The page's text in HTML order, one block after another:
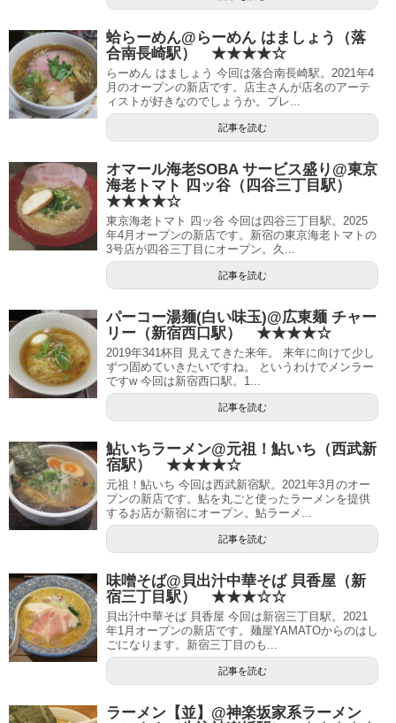
蛤らーめん@らーめん はましょう（落
合南長崎駅） ★★★★☆
らーめん はましょう 今回は落合南長崎駅。2021年4
月のオープンの新店です。店主さんが店名のアーテ
ィストが好きなのでしょうか。プレ...
記事を読む
オマール海老SOBA サービス盛り@東京
海老トマト 四ッ谷（四谷三丁目駅）
★★★★☆
東京海老トマト 四ッ谷 今回は四谷三丁目駅。2025
年4月オープンの新店です。新宿の東京海老トマトの
3号店が四谷三丁目にオープン。久...
記事を読む
パーコー湯麺(白い味玉)@広東麺 チャー
リー（新宿西口駅） ★★★★☆
2019年341杯目 見えてきた来年。 来年に向けて少し
ずつ固めていきたいですね。 というわけでメンラー
ですw 今回は新宿西口駅。1...
記事を読む
鮎いちラーメン@元祖！鮎いち（西武新
宿駅） ★★★★☆
元祖！鮎いち 今回は西武新宿駅。2021年3月のオー
プンの新店です。鮎を丸ごと使ったラーメンを提供
するお店が新宿にオープン。鮎ラーメ...
記事を読む
味噌そば@貝出汁中華そば 貝香屋（新
宿三丁目駅） ★★★☆☆
貝出汁中華そば 貝香屋 今回は新宿三丁目駅。2021
年1月オープンの新店です。麺屋YAMATOからのはし
ごになります。新宿三丁目のも...
記事を読む
ラーメン【並】@神楽坂家系ラーメン